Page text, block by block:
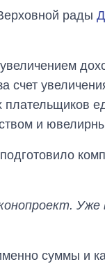
рады
счет
и
суммы и